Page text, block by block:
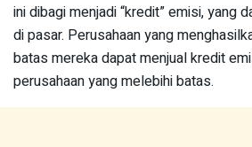
ini dibagi menjadi “kredit” emisi, yang
di pasar. Perusahaan yang
batas mereka dapat menjual kredit
perusahaan yang melebihi batas.